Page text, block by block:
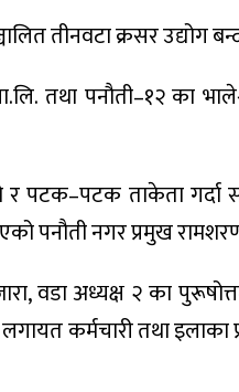
तीनवटा क्रसर उद्योग
तथा पनौती–१२ का
र पटक–पटक ताकेता
पनौती नगर प्रमुख
वडा अध्यक्ष २ का
कर्मचारी तथा इलाका